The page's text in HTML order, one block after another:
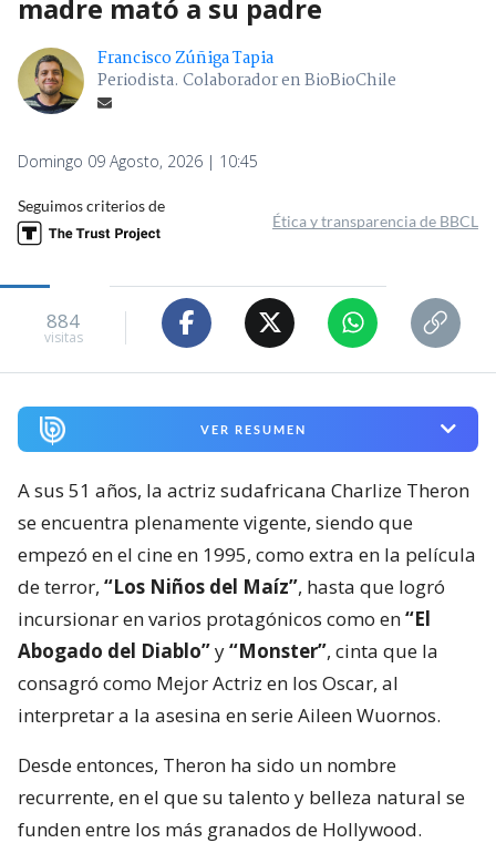
madre mató a su padre
Francisco Zúñiga Tapia
Periodista. Colaborador en BioBioChile
Domingo 09 Agosto, 2026 | 10:45
Seguimos criterios de
Ética y transparencia de BBCL
884
visitas
VER RESUMEN
A sus 51 años, la actriz sudafricana Charlize Theron
se encuentra plenamente vigente, siendo que
empezó en el cine en 1995, como extra en la película
de terror, “Los Niños del Maíz”, hasta que logró
incursionar en varios protagónicos como en“El
Abogado del Diablo”y“Monster”, cinta que la
consagró como Mejor Actriz en los Oscar, al
interpretar a la asesina en serie Aileen Wuornos.
Desde entonces, Theron ha sido un nombre
recurrente, en el que su talento y belleza natural se
funden entre los más granados de Hollywood.